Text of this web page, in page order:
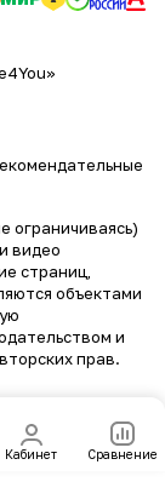
Кабинет Сравнение
ограничиваясь)
видео
страниц,
объектами
и
прав.